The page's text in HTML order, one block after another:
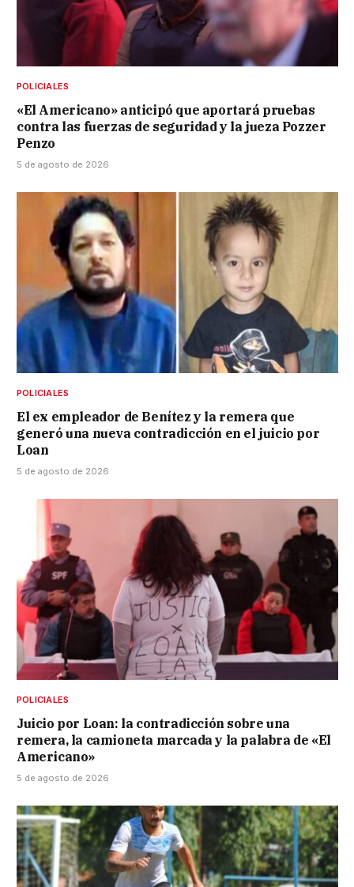
POLICIALES
«El Americano» anticipó que aportará pruebas
contra las fuerzas de seguridad y la jueza Pozzer
Penzo
5 de agosto de 2026
POLICIALES
El ex empleador de Benítez y la remera que
generó una nueva contradicción en el juicio por
Loan
5 de agosto de 2026
POLICIALES
Juicio por Loan: la contradicción sobre una
remera, la camioneta marcada y la palabra de «El
Americano»
5 de agosto de 2026